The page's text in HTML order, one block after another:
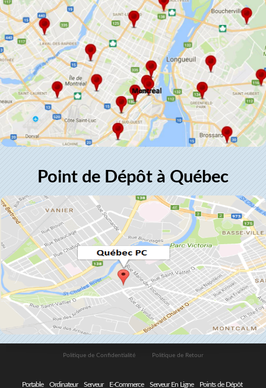
Point de Dépôt à Québec
Politique de Confidentialité Politique de Retour
Portable Ordinateur Serveur E-Commerce Serveur En Ligne Points de Dépôt